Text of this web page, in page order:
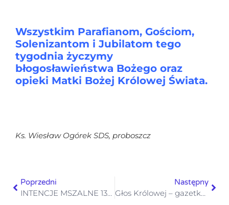
Wszystkim Parafianom, Gościom,
Solenizantom i Jubilatom tego
tygodnia życzymy
błogosławieństwa Bożego oraz
opieki Matki Bożej Królowej Świata.
Ks. Wiesław Ogórek SDS, proboszcz
Poprzedni Następny